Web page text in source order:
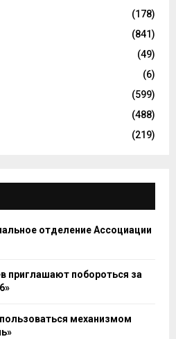
(178)
(841)
(49)
(6)
(599)
(488)
(219)
отделение Ассоциации
приглашают побороться за
механизмом